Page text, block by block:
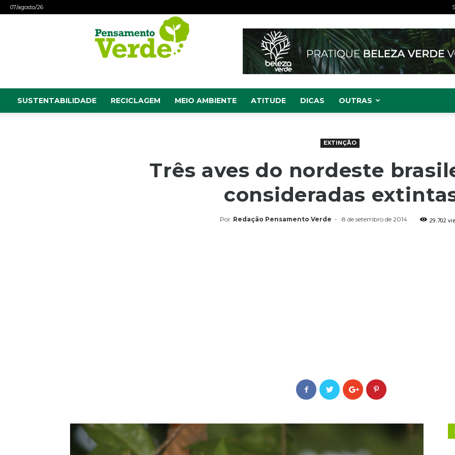
07/agosto/26
SUSTENTABILIDADE RECICLAGEM MEIO AMBIENTE ATITUDE DICAS OUTRAS
EXTINÇÃO
Três aves do nordeste
consideradas
Por Redação Pensamento Verde - 8 de setembro de 2014 29.702